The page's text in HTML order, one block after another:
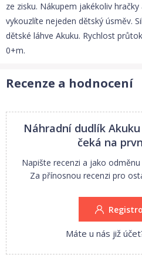
ze zisku. Nákupem jakékoliv
vykouzlíte nejeden dětský úsměv.
dětské láhve Akuku. Rychlost
0+m.
Recenze a hodnocení
Náhradní dudlík
čeká na
Napište recenzi a jako
Za přínosnou recenzi pro
Máte u nás již